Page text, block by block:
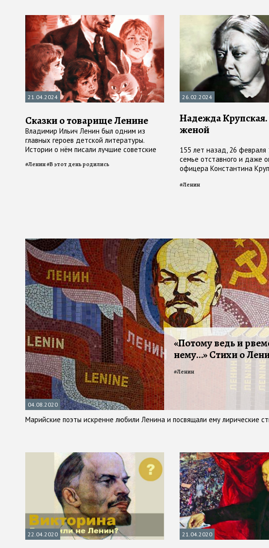
21.04.2024
Сказки о товарище Ленине
Владимир Ильич Ленин был одним из
главных героев детской литературы.
Истории о нём писали лучшие советские
персонажей народного фольклора...
#Ленин#В этот день родились
26.02.2024
Надежда
женой
155 лет назад, 26 февраля
семье отставного и даже
офицера Константина
#Ленин
04.08.2020
«Потому ведь и
нему…» Стихи о
Марийские поэты искренне любили Ленина и посвящали ему лирические
#Ленин
22.04.2020 21.04.2020